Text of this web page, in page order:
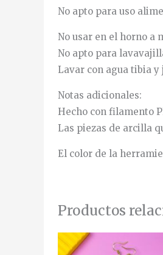
No apto para uso
No usar en el horno a
No apto para
Lavar con agua tibia y
Notas adicionales:
Hecho con filamento
Las piezas de arcilla
El color de la
Productos